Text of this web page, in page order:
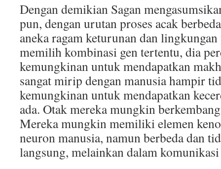
Dengan demikian Sagan
pun, dengan urutan proses acak
aneka ragam keturunan dan
memilih kombinasi gen tertentu, dia
kemungkinan untuk mendapatkan
sangat mirip dengan manusia hampir
kemungkinan untuk mendapatkan
ada. Otak mereka mungkin
Mereka mungkin memiliki elemen
neuron manusia, namun berbeda dan
langsung, melainkan dalam